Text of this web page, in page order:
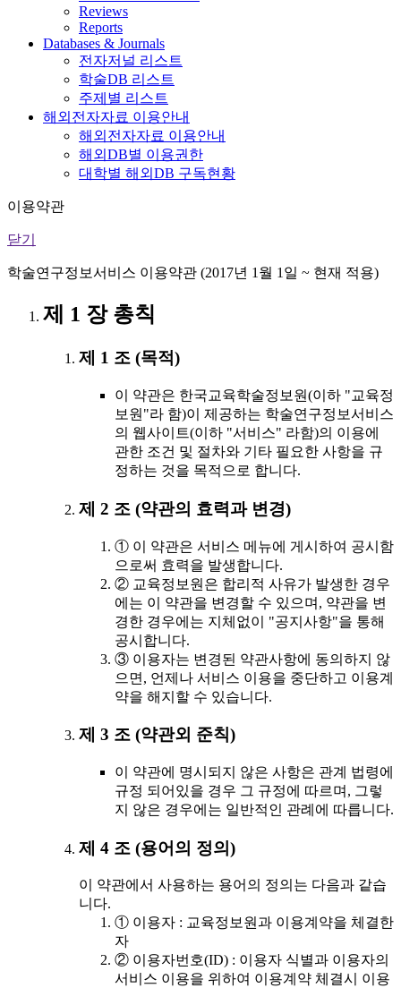
Reviews
Reports
Databases & Journals
전자저널 리스트
학술DB 리스트
주제별 리스트
해외전자자료 이용안내
해외전자자료 이용안내
해외DB별 이용권한
대학별 해외DB 구독현황
이용약관
닫기
학술연구정보서비스 이용약관 (2017년 1월 1일 ~ 현재 적용)
제 1 장 총칙
제 1 조 (목적)
이 약관은 한국교육학술정보원(이하 "교육정
보원"라 함)이 제공하는 학술연구정보서비스
의 웹사이트(이하 "서비스" 라함)의 이용에
관한 조건 및 절차와 기타 필요한 사항을 규
정하는 것을 목적으로 합니다.
제 2 조 (약관의 효력과 변경)
① 이 약관은 서비스 메뉴에 게시하여 공시함
으로써 효력을 발생합니다.
② 교육정보원은 합리적 사유가 발생한 경우
에는 이 약관을 변경할 수 있으며, 약관을 변
경한 경우에는 지체없이 "공지사항"을 통해
공시합니다.
③ 이용자는 변경된 약관사항에 동의하지 않
으면, 언제나 서비스 이용을 중단하고 이용계
약을 해지할 수 있습니다.
제 3 조 (약관외 준칙)
이 약관에 명시되지 않은 사항은 관계 법령에
규정 되어있을 경우 그 규정에 따르며, 그렇
지 않은 경우에는 일반적인 관례에 따릅니다.
제 4 조 (용어의 정의)
이 약관에서 사용하는 용어의 정의는 다음과 같습
니다.
① 이용자 : 교육정보원과 이용계약을 체결한
자
② 이용자번호(ID) : 이용자 식별과 이용자의
서비스 이용을 위하여 이용계약 체결시 이용